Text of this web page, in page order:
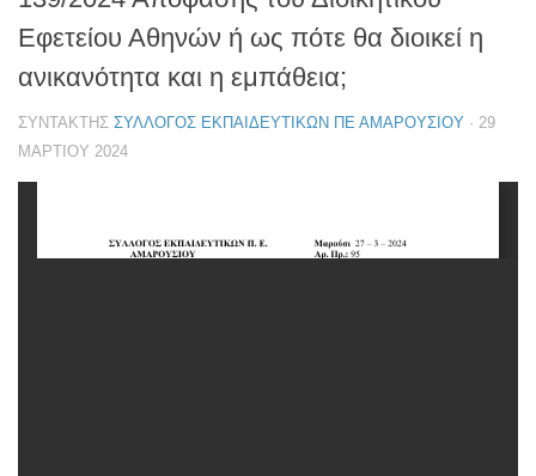
Εφετείου Αθηνών ή ως πότε θα διοικεί η
ανικανότητα και η εμπάθεια;
ΣΥΝΤΆΚΤΗΣ ΣΎΛΛΟΓΟΣ ΕΚΠΑΙΔΕΥΤΙΚΏΝ ΠΕ ΑΜΑΡΟΥΣΊΟΥ · 29
ΜΑΡΤΊΟΥ 2024